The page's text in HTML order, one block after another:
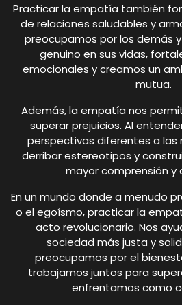
Practicar la empatía también
de relaciones saludables y
preocupamos por los demás
genuino en sus vidas,
emocionales y creamos un
mutua.
Además, la empatía nos
superar prejuicios. Al
perspectivas diferentes a las
derribar estereotipos y
mayor comprensión y
En un mundo donde a menudo
o el egoísmo, practicar la
acto revolucionario. Nos
sociedad más justa y
preocupamos por el
trabajamos juntos para
enfrentamos como